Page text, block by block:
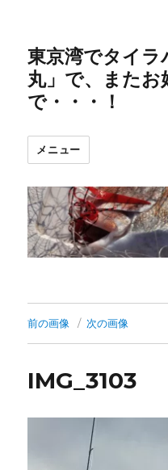
東京湾でタイ
丸」で、またお
で・・・！
メニュー
前の画像 次の画像
IMG_3103